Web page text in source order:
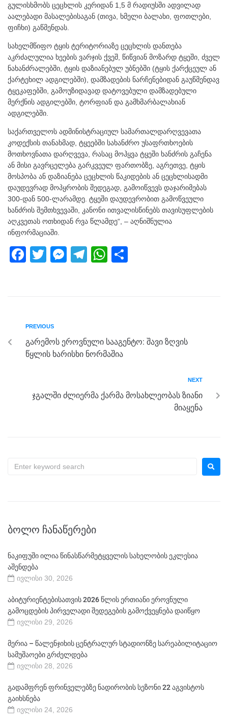
გულისხმობს ცეცხლის კერიდან 1,5 მ რადიუსში ადვილად
აალებადი მასალებისაგან (თივა, ხმელი ბალახი, ფოთლები,
ფიჩხი) გაწმენდას.
სახელმწიფო ტყის ტერიტორიაზე ცეცხლის დანთება
აკრძალულია ხეების ვარჯის ქვეშ, წიწვიან მოზარდ ტყეში, ძველ
ნახანძრალებში, ტყის დაზიანებულ უბნებში (ტყის ქარქცეულ ან
ქარტეხილ ადგილებში), დამზადების ნარჩენებიდან გაუწმენდავ
ტყეკაფებში, გამოუზიდავად დატოვებული დამზადებული
მერქნის ადგილებში, ტორფიან და გამხმარბალახიან
ადგილებში.
საქართველოს ადმინისტრაციულ სამართალდარღვევათა
კოდექსის თანახმად, ტყეებში სახანძრო უსაფრთხოების
მოთხოვნათა დარღვევა, რასაც მოჰყვა ტყეში ხანძრის გაჩენა
ან მისი გავრცელება გარკვეულ ფართობზე, აგრეთვე, ტყის
მოსპობა ან დაზიანება ცეცხლის წაკიდების ან ცეცხლისადმი
დაუდევრად მოპყრობის შედეგად, გამოიწვევს დაჯარიმებას
300-დან 500-ლარამდე. ტყეში დაუდევრობით გამოწვეული
ხანძრის შემთხვევაში, კანონი ითვალისწინებს თავისუფლების
აღკვეთას ოთხიდან რვა წლამდე“, – აღნიშნულია
ინფორმაციაში.
F
b
o
o
T
M
g
er
T
m
W
p
p
PREVIOUS
გარემოს ეროვნული სააგენტო: შავი ზღვის
წყლის ხარისხი ნორმაშია
NEXT
ჯგალში ძლიერმა ქარმა მოსახლეობას ზიანი
მიაყენა
ᲑᲝᲚᲝ ᲩᲐᲜᲐᲬᲔᲠᲔᲑᲘ
ნაკიფუში ილია წინასწარმეტყველის სახელობის ეკლესია
აშენდება
ივლისი 30, 2026
აბიტურიენტებისათვის 2026 წლის ერთიანი ეროვნული
გამოცდების პირველადი შედეგების გამოქვეყნება დაიწყო
ივლისი 29, 2026
მერია – წალენჯიხის ცენტრალურ სტადიონზე სარეაბილიტაციო
სამუშაოები გრძელდება
ივლისი 28, 2026
გადამფრენ ფრინველებზე ნადირობის სეზონი 22 აგვისტოს
გაიხსნება
ივლისი 24, 2026